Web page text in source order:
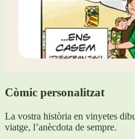
Còmic personalitzat
La vostra història en vinyetes
viatge, l’anècdota de sempre.